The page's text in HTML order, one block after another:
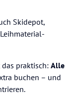
Skidepot,
praktisch: Alle
buchen – und